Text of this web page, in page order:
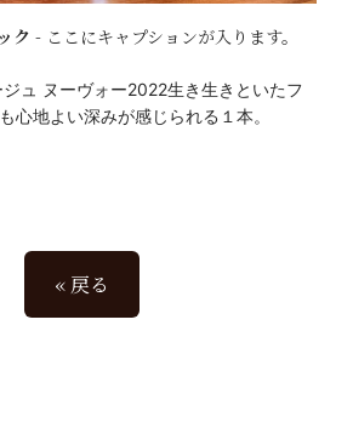
ク - ここにキャプションが入ります。
ュ ヌーヴォー2022生き生きといたフ
心地よい深みが感じられる１本。
« 戻る